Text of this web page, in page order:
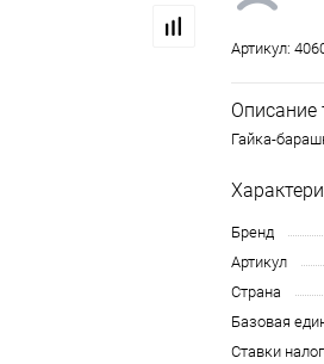
Артикул:
Описание
Гайка-
Бренд
Артикул
Страна
Базовая
Ставки